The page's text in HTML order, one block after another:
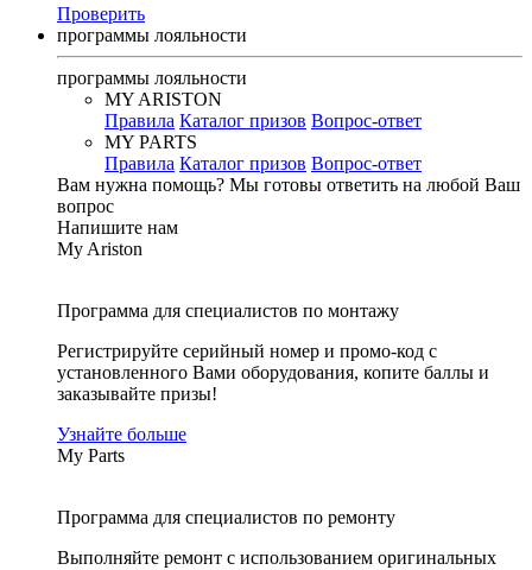
Проверить
программы лояльности
программы лояльности
MY ARISTON
Правила Каталог призов Вопрос-ответ
MY PARTS
Правила Каталог призов Вопрос-ответ
Вам нужна помощь? Мы готовы ответить на любой Ваш
вопрос
Напишите нам
My Ariston
Программа для специалистов по монтажу
Регистрируйте серийный номер и промо-код с
установленного Вами оборудования, копите баллы и
заказывайте призы!
Узнайте больше
My Parts
Программа для специалистов по ремонту
Выполняйте ремонт с использованием оригинальных